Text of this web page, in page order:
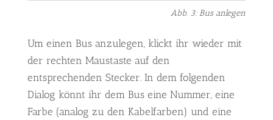
Abb. 3: Bus anlegen
Um einen Bus anzulegen, klickt ihr wieder mit
der rechten Maustaste auf den
entsprechenden Stecker. In dem folgenden
Dialog könnt ihr dem Bus eine Nummer, eine
Farbe (analog zu den Kabelfarben) und eine